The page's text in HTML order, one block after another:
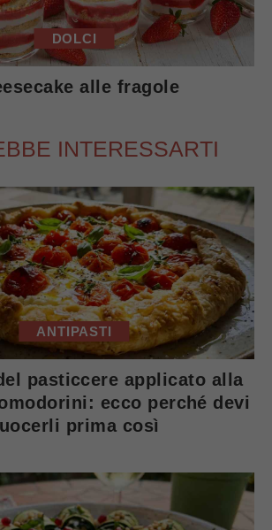
DOLCI
alle fragole
INTERESSARTI
ANTIPASTI
pasticcere applicato alla
ecco perché devi
prima così